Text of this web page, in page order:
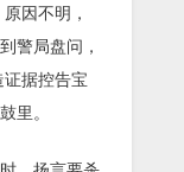
因不明，
警局盘问，
据控告宝
里。